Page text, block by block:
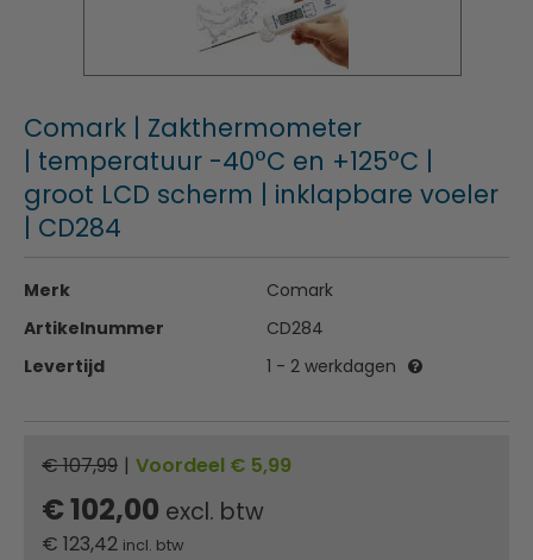
Comark | Zakthermometer
| temperatuur -40°C en +125°C |
groot LCD scherm | inklapbare voeler
| CD284
Merk
Comark
Artikelnummer
CD284
Levertijd
1 - 2 werkdagen
€ 107,99 | Voordeel € 5,99
€ 102,00 excl. btw
€ 123,42 incl. btw